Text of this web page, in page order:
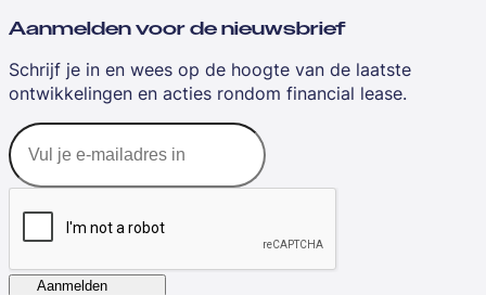
Aanmelden voor de nieuwsbrief
Schrijf je in en wees op de hoogte van de laatste
ontwikkelingen en acties rondom financial lease.
Aanmelden